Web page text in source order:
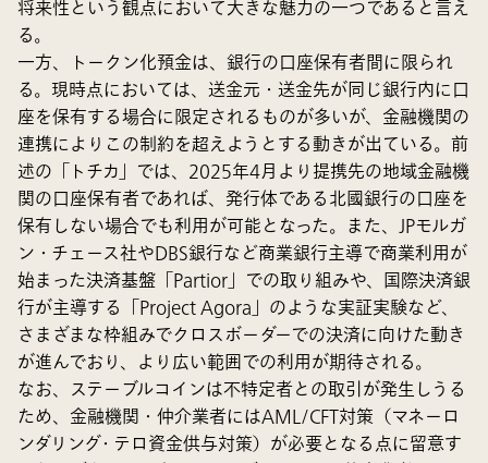
将来性という観点において大きな魅力の一つであると言え
る。
一方、トークン化預金は、銀行の口座保有者間に限られ
る。現時点においては、送金元・送金先が同じ銀行内に口
座を保有する場合に限定されるものが多いが、金融機関の
連携によりこの制約を超えようとする動きが出ている。前
述の「トチカ」では、2025年4月より提携先の地域金融機
関の口座保有者であれば、発行体である北國銀行の口座を
保有しない場合でも利用が可能となった。また、JPモルガ
ン・チェース社やDBS銀行など商業銀行主導で商業利用が
始まった決済基盤「Partior」での取り組みや、国際決済銀
行が主導する「Project Agora」のような実証実験など、
さまざまな枠組みでクロスボーダーでの決済に向けた動き
が進んでおり、より広い範囲での利用が期待される。
なお、ステーブルコインは不特定者との取引が発生しうる
ため、金融機関・仲介業者にはAML/CFT対策（マネーロ
ンダリング・テロ資金供与対策）が必要となる点に留意す